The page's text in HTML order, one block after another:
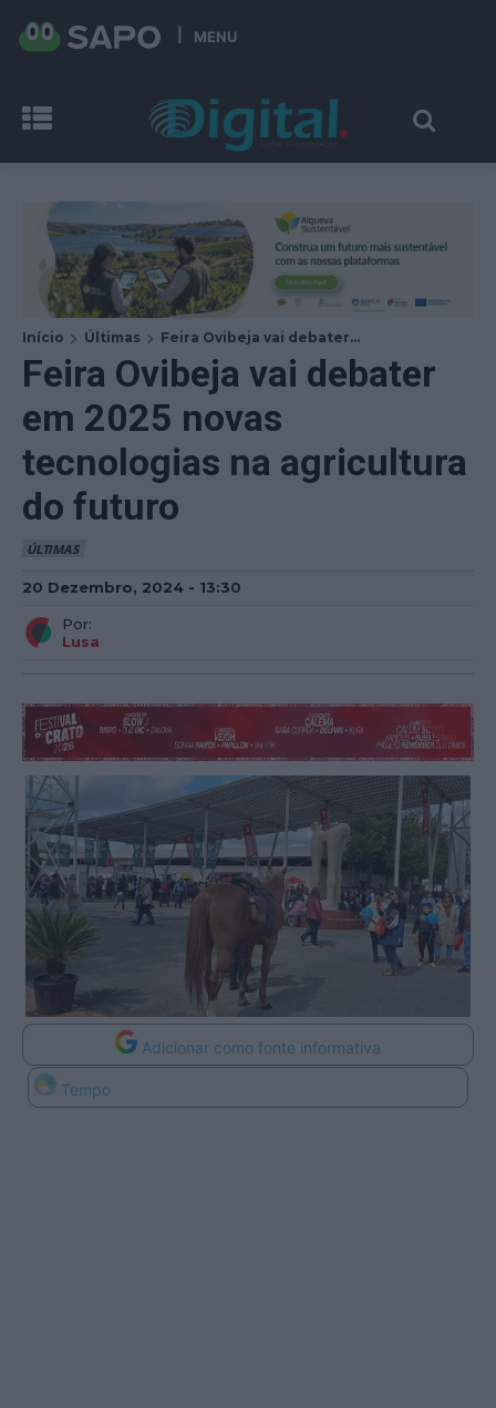
MENU
Início Últimas Feira Ovibeja vai debater...
Feira Ovibeja vai debater
em 2025 novas
tecnologias na agricultura
do futuro
ÚLTIMAS
20 Dezembro, 2024 - 13:30
Por:
Lusa
Adicionar como fonte informativa
Tempo